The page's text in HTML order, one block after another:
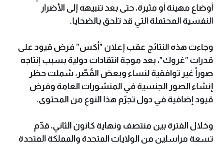
أوضاع مهينة أو مثيرة، حتى بعد تنبيهه إلى الأضرار
النفسية المحتملة التي قد تلحق بالضحايا.
وجاءت هذه النتائج عقب إعلان "أكس" فرض قيود على
قدرات "غروك"، بعد موجة انتقادات دولية بسبب إنتاجه
صوراً غير توافقية لنساء وبعض القُصّر، شملت حظر
إنشاء الصور الجنسية في المنشورات العامة وفرض
قيود إضافية في دول تجرّم هذا النوع من المحتوى.
وخلال الفترة بين منتصف ونهاية كانون الثاني، قدّم
تسعة مراسلين من الولايات المتحدة والمملكة المتحدة